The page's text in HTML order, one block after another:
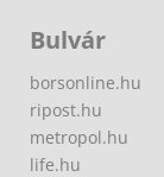
Bulvár
borsonline.hu
ripost.hu
metropol.hu
life.hu